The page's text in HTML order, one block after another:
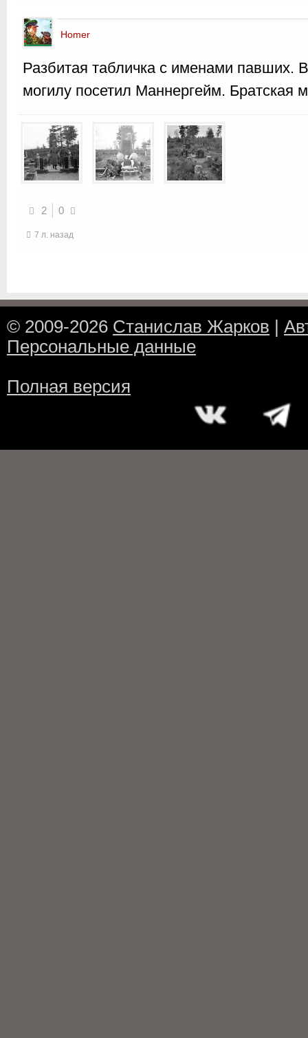
Homer
Разбитая табличка с именами павших.
могилу посетил Маннергейм. Братская
2 0
7 л. назад
© 2009-2026 Станислав Жарков
Персональные данные
Полная версия